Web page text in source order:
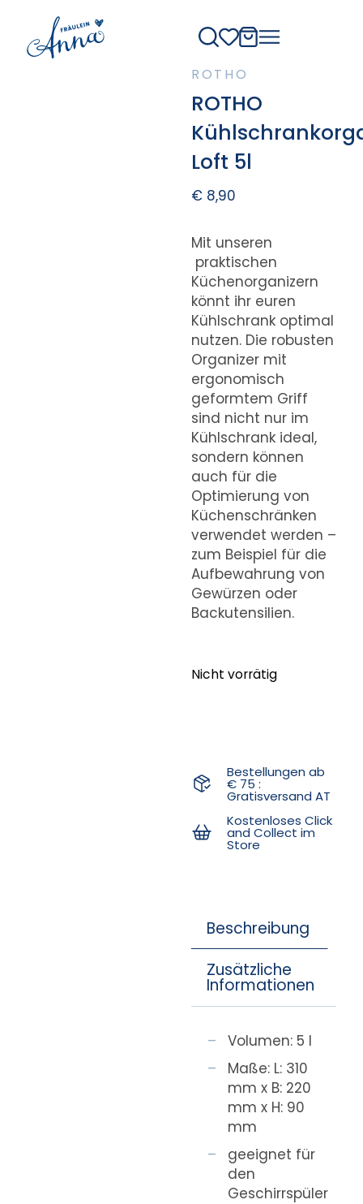
ROTHO
ROTHO
Loft 5l
€8,90
Mit unseren
praktischen
Küchenorganizern
könnt ihr euren
Kühlschrank optimal
nutzen. Die robusten
Organizer mit
ergonomisch
geformtem Griff
sind nicht nur im
Kühlschrank ideal,
sondern können
auch für die
Optimierung von
Küchenschränken
verwendet werden –
zum Beispiel für die
Aufbewahrung von
Gewürzen oder
Backutensilien.
Nicht vorrätig
Bestellungen ab
€ 75 :
Gratisversand AT
Kostenloses Click
and Collect im
Store
Beschreibung
Zusätzliche
Informationen
Volumen: 5 l
Maße: L: 310
mm x B: 220
mm x H: 90
mm
geeignet für
den
Geschirrspüler